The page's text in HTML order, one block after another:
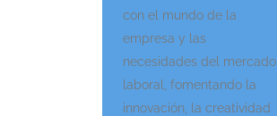
con el mundo de la
empresa y las
necesidades del mercado
laboral, fomentando la
innovación, la creatividad